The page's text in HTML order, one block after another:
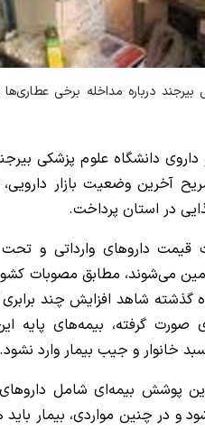
درباره مداخله برخی
داروی دانشگاه علوم پزشکی
آخرین وضعیت بازار
در استان پرداخت.
قیمت داروهای وارداتی و
تأمین می‌شوند، مطابق مصوبات
گذشته شاهد افزایش چند
صورت‌ گرفته، بیمه‌های پایه
خانوار و جیب بیمار وارد نشود.
پوشش بیمه‌ای شامل
و در چنین مواردی، بیمار